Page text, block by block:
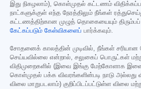
இது நிகழலாம்), கொள்முதல் கட்டணம்
நாட்களுக்குள் எந்த நேரத்திலும் நீங்கள்
கட்டணத்திற்கான முழுத் தொகையையும்
கேட்கப்படும் கேள்விகளைப் பார்க்கவும்.
சோதனைக் காலத்தின் முடிவில், நீங்கள் சரியான
செய்யவில்லை என்றால், சலுகைப் பொருட்கள்
விதிமுறைகளில் (இவை இங்கு மேற்கோளாக
கொள்முதல் பக்க விவரங்களின்படி நாடு அல்லது
விலை மாறுபடலாம்) குறிப்பிடப்பட்டுள்ள விலை